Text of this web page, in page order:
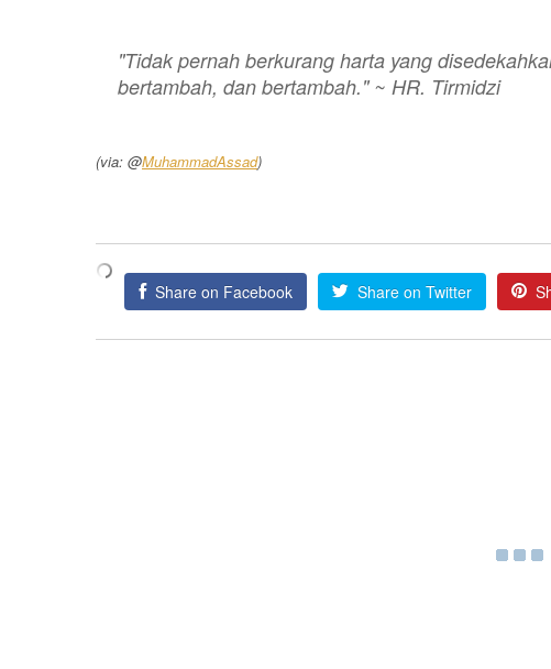
"Tidak pernah berkurang harta yang
bertambah, dan bertambah." ~ HR. Tirmidzi
(via: @MuhammadAssad)
Share on Facebook Share on Twitter